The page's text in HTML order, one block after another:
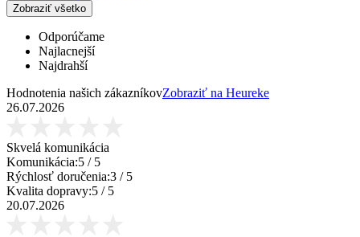
Zobraziť všetko
Odporúčame
Najlacnejší
Najdrahší
Hodnotenia našich zákazníkovZobraziť na Heureke
26.07.2026
Skvelá komunikácia
Komunikácia:5 / 5
Rýchlosť doručenia:3 / 5
Kvalita dopravy:5 / 5
20.07.2026